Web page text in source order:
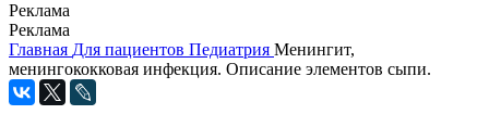
Реклама
Реклама
Главная Для пациентов Педиатрия Менингит,
менингококковая инфекция. Описание элементов сыпи.